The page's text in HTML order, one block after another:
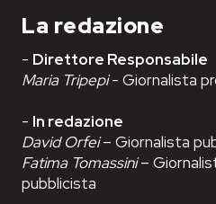
La redazione
- Direttore Responsabile
Maria Tripepi- Giornalista
- In redazione
David Orfei– Giornalista
Fatima Tomassini–
pubblicista